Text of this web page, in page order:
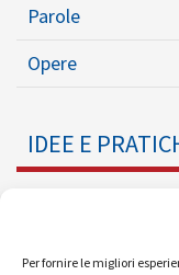
Per fornire le migliori
Parole
Opere
IDEE E
Formazione